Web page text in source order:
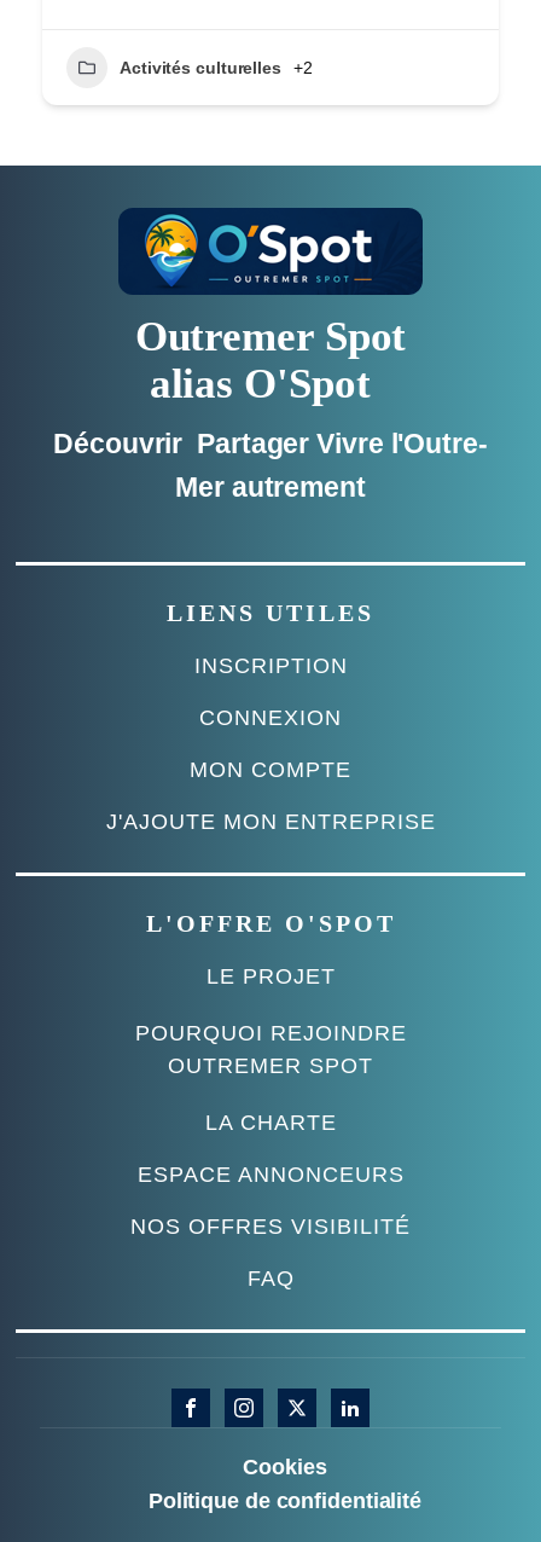
Activités culturelles +2
Outremer Spot
alias O'Spot
Découvrir Partager Vivre l'Outre-
Mer autrement
LIENS UTILES
INSCRIPTION
CONNEXION
MON COMPTE
J'AJOUTE MON ENTREPRISE
L'OFFRE O'SPOT
LE PROJET
POURQUOI REJOINDRE
OUTREMER SPOT
LA CHARTE
ESPACE ANNONCEURS
NOS OFFRES VISIBILITÉ
FAQ
Cookies
Politique de confidentialité